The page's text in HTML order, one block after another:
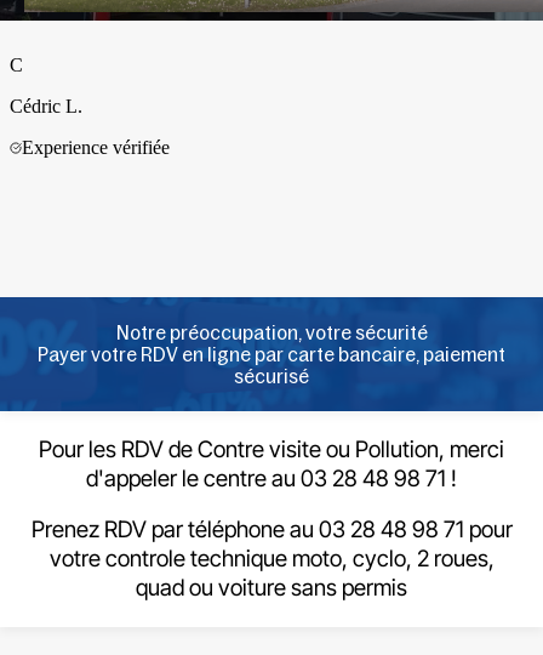
Notre préoccupation, votre sécurité
Payer votre RDV en ligne par carte bancaire, paiement
sécurisé
Pour les RDV de Contre visite ou Pollution, merci
d'appeler le centre au 03 28 48 98 71 !
Prenez RDV par téléphone au 03 28 48 98 71 pour
votre controle technique moto, cyclo, 2 roues,
quad ou voiture sans permis